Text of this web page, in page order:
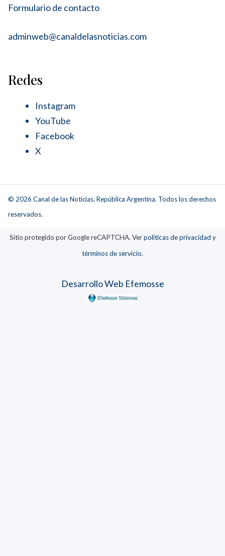
Formulario de contacto
adminweb@canaldelasnoticias.com
Redes
Instagram
YouTube
Facebook
X
© 2026 Canal de las Noticias. República Argentina. Todos los derechos
reservados.
Sitio protegido por Google reCAPTCHA. Verpolíticas de privacidad y
términos de servicio.
Desarrollo Web Efemosse